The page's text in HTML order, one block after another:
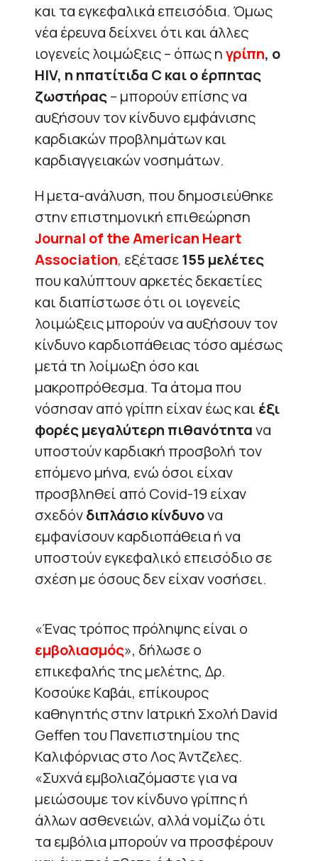
και τα εγκεφαλικά επεισόδια. Όμως
νέα έρευνα δείχνει ότι και άλλες
ιογενείς λοιμώξεις – όπως ηγρίπη, ο
HIV, η ηπατίτιδα C και ο έρπητας
ζωστήρας– μπορούν επίσης να
αυξήσουν τον κίνδυνο εμφάνισης
καρδιακών προβλημάτων και
καρδιαγγειακών νοσημάτων.
Η μετα-ανάλυση, που δημοσιεύθηκε
στην επιστημονική επιθεώρηση
Journal of the American Heart
Association, εξέτασε155 μελέτες
που καλύπτουν αρκετές δεκαετίες
και διαπίστωσε ότι οι ιογενείς
λοιμώξεις μπορούν να αυξήσουν τον
κίνδυνο καρδιοπάθειας τόσο αμέσως
μετά τη λοίμωξη όσο και
μακροπρόθεσμα. Τα άτομα που
νόσησαν από γρίπη είχαν έως και έξι
φορές μεγαλύτερη πιθανότητανα
υποστούν καρδιακή προσβολή τον
επόμενο μήνα, ενώ όσοι είχαν
προσβληθεί από Covid-19 είχαν
σχεδόνδιπλάσιο κίνδυνονα
εμφανίσουν καρδιοπάθεια ή να
υποστούν εγκεφαλικό επεισόδιο σε
σχέση με όσους δεν είχαν νοσήσει.
«Ένας τρόπος πρόληψης είναι ο
εμβολιασμός», δήλωσε ο
επικεφαλής της μελέτης, Δρ.
Κοσούκε Καβάι, επίκουρος
καθηγητής στην Ιατρική Σχολή David
Geffen του Πανεπιστημίου της
Καλιφόρνιας στο Λος Άντζελες.
«Συχνά εμβολιαζόμαστε για να
μειώσουμε τον κίνδυνο γρίπης ή
άλλων ασθενειών, αλλά νομίζω ότι
τα εμβόλια μπορούν να προσφέρουν